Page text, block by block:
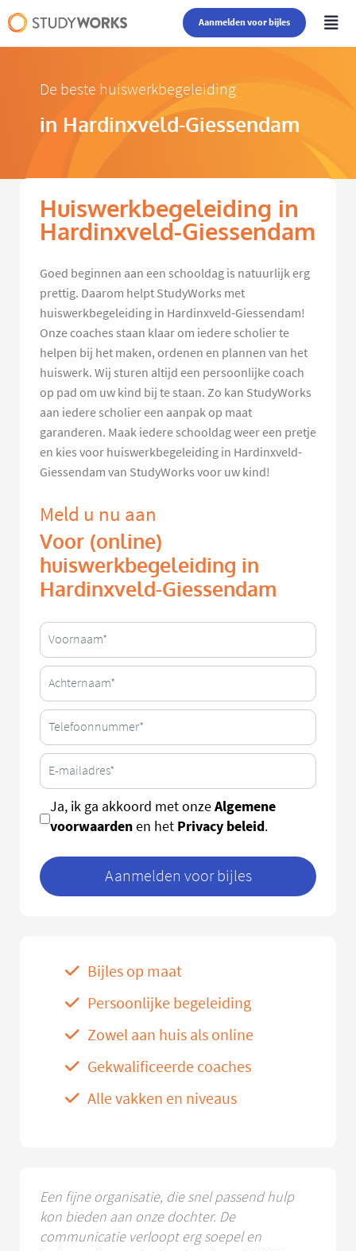
Aanmelden voor bijles
De beste huiswerkbegeleiding
in Hardinxveld-Giessendam
Huiswerkbegeleiding in
Hardinxveld-Giessendam
Goed beginnen aan een schooldag is natuurlijk erg
prettig. Daarom helpt StudyWorks met
huiswerkbegeleiding in Hardinxveld-Giessendam!
Onze coaches staan klaar om iedere scholier te
helpen bij het maken, ordenen en plannen van het
huiswerk. Wij sturen altijd een persoonlijke coach
op pad om uw kind bij te staan. Zo kan StudyWorks
aan iedere scholier een aanpak op maat
garanderen. Maak iedere schooldag weer een pretje
en kies voor huiswerkbegeleiding in Hardinxveld-
Giessendam van StudyWorks voor uw kind!
Meld u nu aan
Voor (online)
huiswerkbegeleiding in
Hardinxveld-Giessendam
Ja, ik ga akkoord met onzeAlgemene
voorwaardenen het Privacy beleid.
Aanmelden voor bijles
Bijles op maat
Persoonlijke begeleiding
Zowel aan huis als online
Gekwalificeerde coaches
Alle vakken en niveaus
Een fijne organisatie, die snel passend hulp
kon bieden aan onze dochter. De
communicatie verloopt erg soepel en